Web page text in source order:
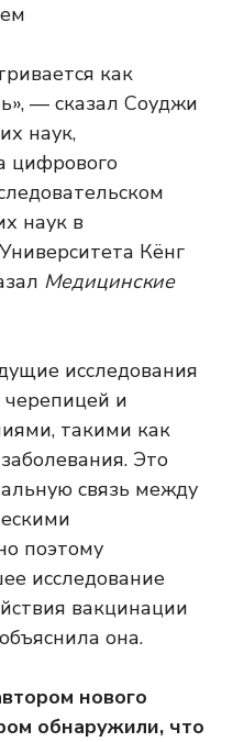
как
— сказал Соуджи
наук,
цифрового
наук в
Кёнг
Медицинские
исследования
и
такими как
Это
связь между
поэтому
исследование
вакцинации
она.
нового
обнаружили, что